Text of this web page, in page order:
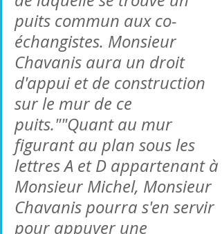
puits commun aux co-
échangistes. Monsieur
Chavanis aura un droit
d'appui et de construction
sur le mur de ce
puits.""Quant au mur
figurant au plan sous les
lettres A et D appartenant à
Monsieur Michel, Monsieur
Chavanis pourra s'en servir
pour appuyer une